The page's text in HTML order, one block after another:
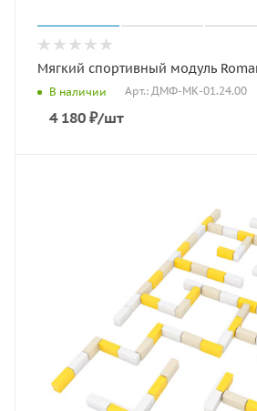
Мягкий спортивный модуль
В наличии Арт.: ДМФ-МК-01.24.00
4 180 ₽/шт